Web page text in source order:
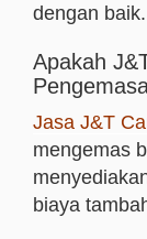
dengan baik.
Apakah
Jasa J&T
mengemas
biaya